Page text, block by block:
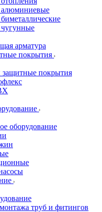
алюминиевые
арматура
покрытия
защитные покрытия
оборудование
труб и фитингов